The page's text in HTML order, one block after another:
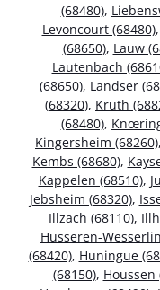
(68480),
Levoncourt (68480),
(68650), Lauw
Lautenbach
(68650), Landser
(68320), Kruth
(68480),
Kingersheim (68260),
Kembs (68680),
Kappelen (68510),
Jebsheim (68320),
Illzach (68110),
Husseren-
(68420), Huningue
(68150), Houssen